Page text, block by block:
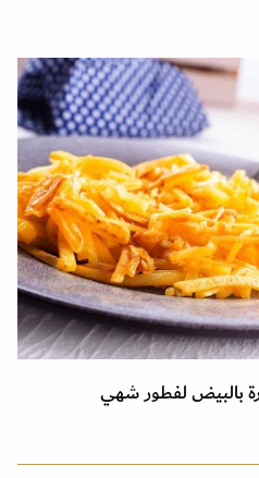
بالبيض لفطور شهي